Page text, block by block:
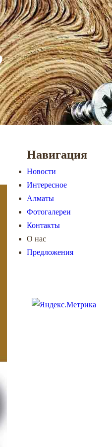
Навигация
Новости
Интересное
Алматы
Фотогалереи
Контакты
О нас
Предложения